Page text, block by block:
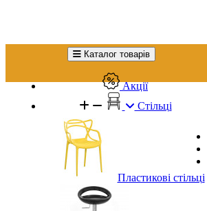
Каталог товарів
Акції
Стільці
Пластикові стільці